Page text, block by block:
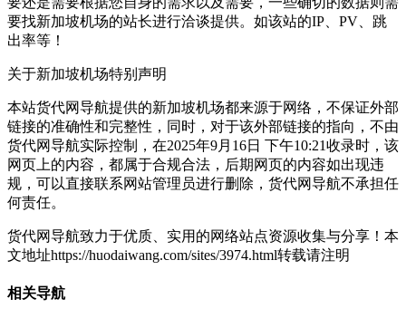
要找新加坡机场的站长进行洽谈提供。如该站的IP、PV、跳
出率等！
关于新加坡机场特别声明
本站货代网导航提供的新加坡机场都来源于网络，不保证外部
链接的准确性和完整性，同时，对于该外部链接的指向，不由
货代网导航实际控制，在2025年9月16日 下午10:21收录时，该
网页上的内容，都属于合规合法，后期网页的内容如出现违
规，可以直接联系网站管理员进行删除，货代网导航不承担任
何责任。
货代网导航致力于优质、实用的网络站点资源收集与分享！ 本
文地址https://huodaiwang.com/sites/3974.html转载请注明
相关导航